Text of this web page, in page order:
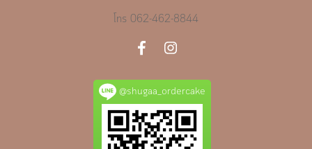
โทร 062-462-8844
@shugaa_ordercake